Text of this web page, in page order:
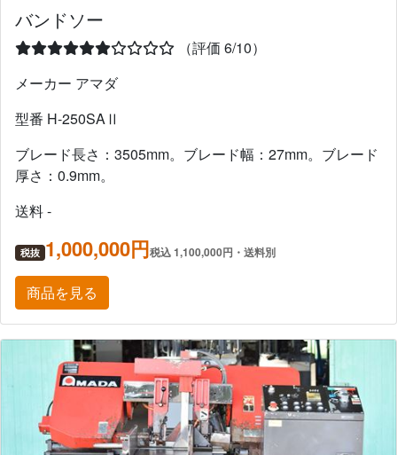
バンドソー
（評価 6/10）
メーカー アマダ
型番 H-250SAⅡ
ブレード長さ：3505mm。ブレード幅：27mm。ブレード
厚さ：0.9mm。
送料 -
税抜 1,000,000円税込 1,100,000円・送料別
商品を見る